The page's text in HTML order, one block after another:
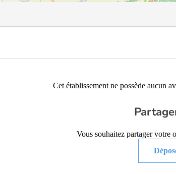
Cet établissement ne possède aucun
Vous souhaitez partager votre